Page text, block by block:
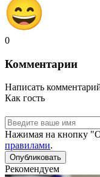
0
Комментарии
Написать
Как гость
Нажимая на кнопку
правилами.
Рекомендуем